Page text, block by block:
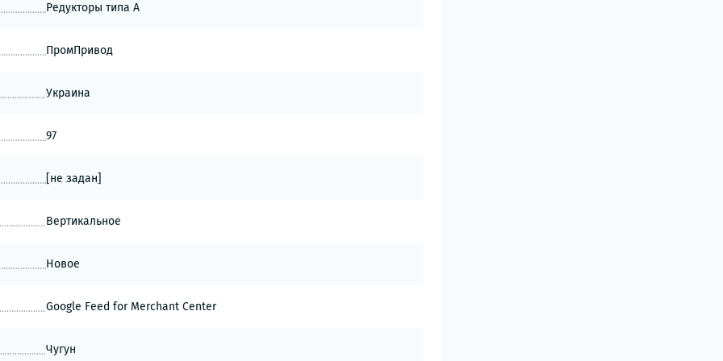
Редукторы типа А
ПромПривод
Украина
97
[не задан]
Вертикальное
Новое
Google Feed for Merchant Center
Чугун